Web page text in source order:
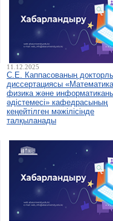
11.12.2025
С.Е. Каппасованың
диссертациясы
физика және
әдістемесі» кафедрасының
кеңейтілген мәжілісінде
талқыланады